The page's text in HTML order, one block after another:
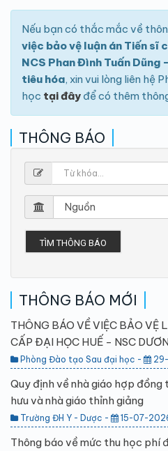
Nếu bạn có thắc mắc về
việc bảo vệ luận án Tiến sĩ
NCS Phan Đình Tuấn Dũng
tiêu hóa, xin vui lòng liên hệ
học tại đây để có thêm
THÔNG BÁO
TÌM THÔNG BÁO
THÔNG BÁO MỚI
THÔNG BÁO VỀ VIỆC BẢO VỆ
CẤP ĐẠI HỌC HUẾ - NSC
Phòng Đào tạo Sau đại học -
Quy định về nhà giáo hợp đồng
hưu và nhà giáo thỉnh giảng
Trường ĐH Y - Dược - 15-07-
Thông báo về mức thu học phí